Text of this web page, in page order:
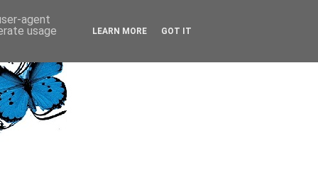
agent
usage
LEARN MORE GOT IT